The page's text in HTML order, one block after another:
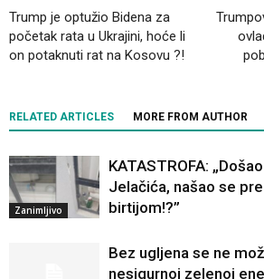
Trump je optužio Bidena za
početak rata u Ukrajini, hoće li
on potaknuti rat na Kosovu ?!
RELATED ARTICLES MORE FROM AUTHOR
Zanimljivo
KATASTROFA:
Jelačića, našao se
birtijom!?”
Bez ugljena se ne
nesigurnoj zelenoj